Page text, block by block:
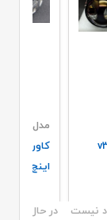
نیست
مدل شماره 97
کاور لنز سه
در حال